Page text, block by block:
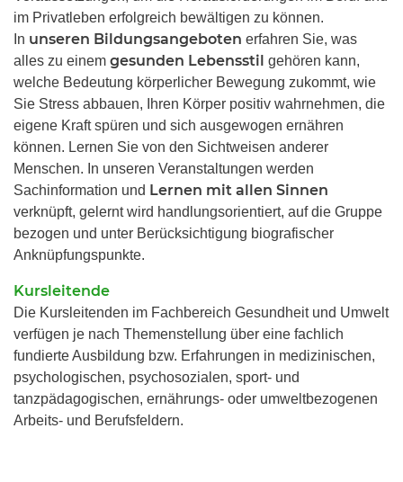
im Privatleben erfolgreich bewältigen zu können.
In unseren Bildungsangeboten erfahren Sie, was
alles zu einem gesunden Lebensstil gehören kann,
welche Bedeutung körperlicher Bewegung zukommt, wie
Sie Stress abbauen, Ihren Körper positiv wahrnehmen, die
eigene Kraft spüren und sich ausgewogen ernähren
können. Lernen Sie von den Sichtweisen anderer
Menschen. In unseren Veranstaltungen werden
Sachinformation und Lernen mit allen Sinnen
verknüpft, gelernt wird handlungsorientiert, auf die Gruppe
bezogen und unter Berücksichtigung biografischer
Anknüpfungspunkte.
Kursleitende
Die Kursleitenden im Fachbereich Gesundheit und Umwelt
verfügen je nach Themenstellung über eine fachlich
fundierte Ausbildung bzw. Erfahrungen in medizinischen,
psychologischen, psychosozialen, sport- und
tanzpädagogischen, ernährungs- oder umweltbezogenen
Arbeits- und Berufsfeldern.